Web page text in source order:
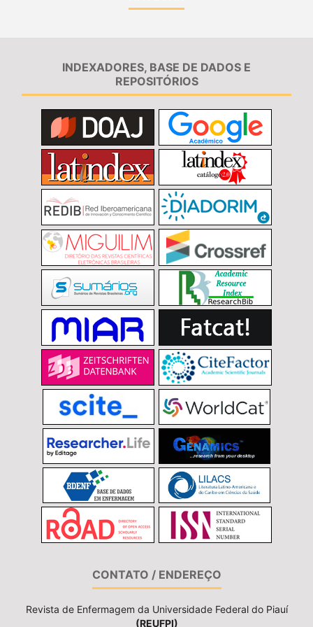
INDEXADORES, BASE DE DADOS E
REPOSITÓRIOS
CONTATO / ENDEREÇO
Revista de Enfermagem da Universidade Federal do Piauí
(REUFPI)